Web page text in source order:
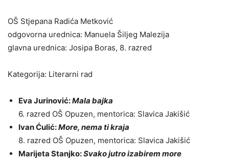
OŠ Stjepana Radića Metković
odgovorna urednica: Manuela Šiljeg Malezija
glavna urednica: Josipa Boras, 8. razred
Kategorija: Literarni rad
Eva Jurinović:Mala bajka
6. razred OŠ Opuzen, mentorica: Slavica Jakišić
Ivan Ćulić:More, nema ti kraja
8. razred OŠ Opuzen, mentorica: Slavica Jakišić
Marijeta Stanjko:Svako jutro izabirem more